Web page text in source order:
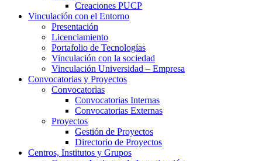
Creaciones PUCP
Vinculación con el Entorno
Presentación
Licenciamiento
Portafolio de Tecnologías
Vinculación con la sociedad
Vinculación Universidad – Empresa
Convocatorias y Proyectos
Convocatorias
Convocatorias Internas
Convocatorias Externas
Proyectos
Gestión de Proyectos
Directorio de Proyectos
Centros, Institutos y Grupos